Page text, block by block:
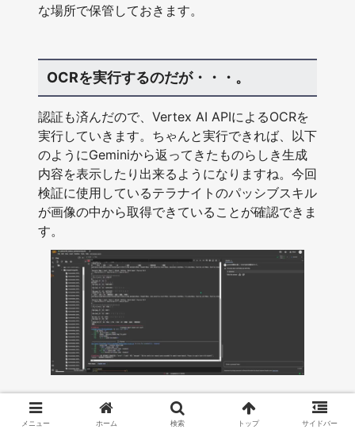
な場所で保管しておきます。
OCRを実行するのだが・・・。
認証も済んだので、Vertex AI APIによるOCRを
実行していきます。ちゃんと実行できれば、以下
のようにGeminiから返ってきたものらしき生成
内容を表示したり出来るようになりますね。今回
検証に使用しているテラナイトのパッシブスキル
が画像の中から取得できていることが確認できま
す。
しかし、あれっ・・・。
メニュー ホーム 検索 トップ サイドバー